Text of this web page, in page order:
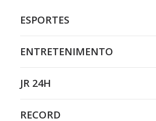
ESPORTES
ENTRETENIMENTO
JR 24H
RECORD